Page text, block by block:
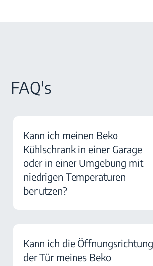
FAQ's
Kann ich meinen Beko
Kühlschrank in einer Garage
oder in einer Umgebung mit
niedrigen Temperaturen
benutzen?
Kann ich die Öffnungsrichtung
der Tür meines Beko